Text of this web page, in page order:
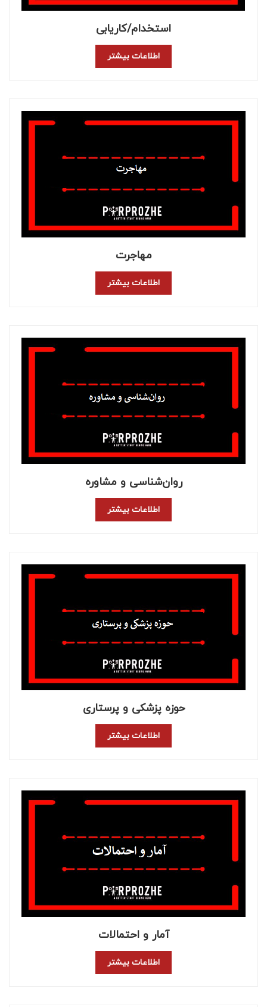
استخدام/کاریابی
اطلاعات بیشتر
مهاجرت
اطلاعات بیشتر
روان‌شناسی و مشاوره
اطلاعات بیشتر
حوزه پزشکی و پرستاری
اطلاعات بیشتر
آمار و احتمالات
اطلاعات بیشتر